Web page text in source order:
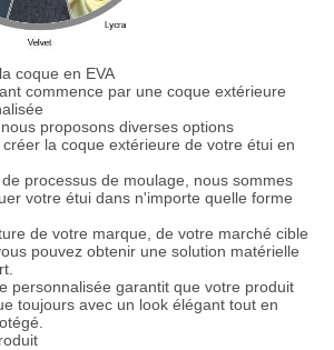
coque en EVA
commence par une coque extérieure
proposons diverses options
la coque extérieure de votre étui en
processus de moulage, nous sommes
votre étui dans n'importe quelle forme
de votre marque, de votre marché cible
pouvez obtenir une solution matérielle
personnalisée garantit que votre produit
toujours avec un look élégant tout en